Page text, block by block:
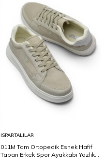
ISPARTALILAR
011M Tam Ortopedik Esnek Hafif
Taban Erkek Spor Ayakkabı Yazlık